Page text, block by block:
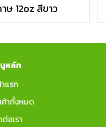
ษ 12oz สีขาว
หลัก
แรก
าทั้งหมด
อเรา